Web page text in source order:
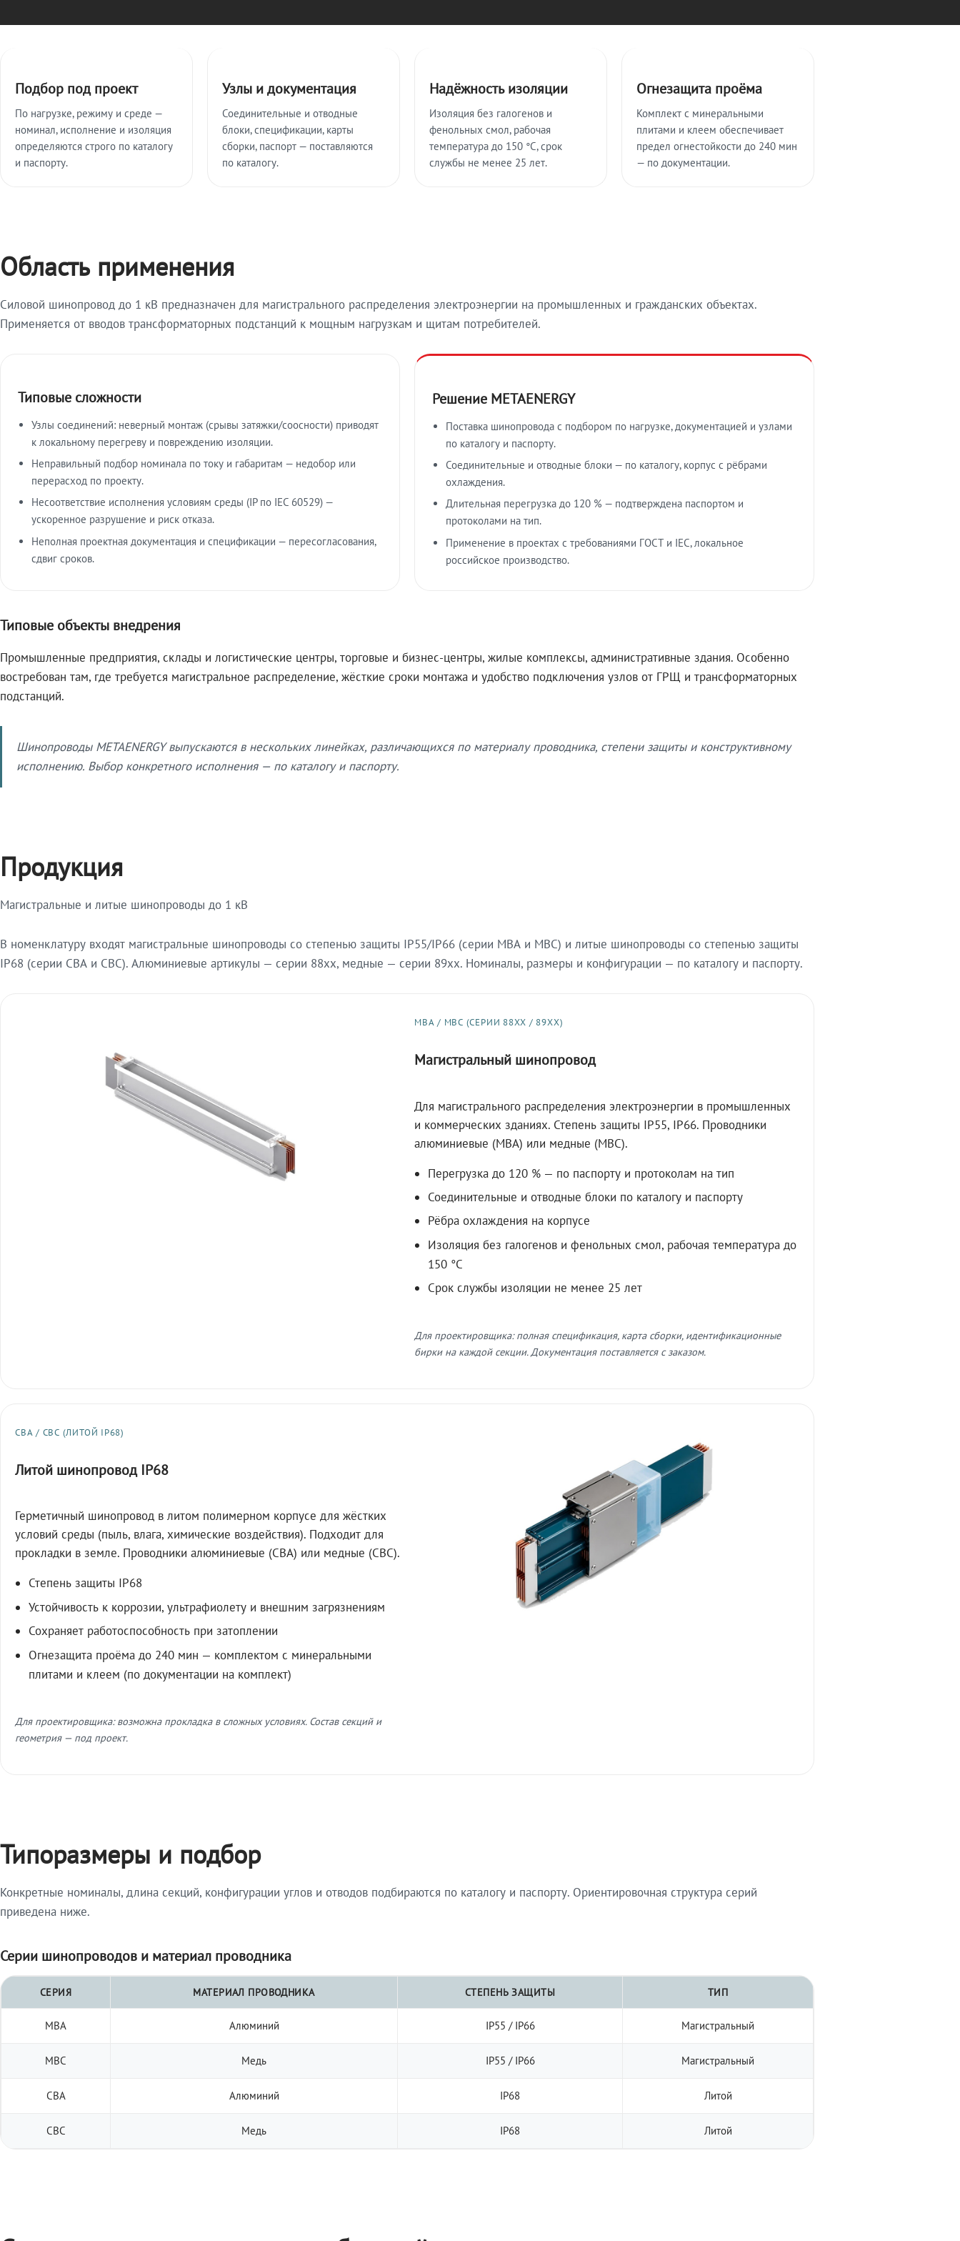
Подбор под проект
По нагрузке, режиму и среде —
номинал, исполнение и изоляция
определяются строго по каталогу
и паспорту.
Узлы и документация
Соединительные и отводные
блоки, спецификации, карты
сборки, паспорт — поставляются
по каталогу.
Надёжность изоляции
Изоляция без галогенов и
фенольных смол, рабочая
температура до 150 °C, срок
службы не менее 25 лет.
Огнезащита проёма
Комплект с минеральными
плитами и клеем обеспечивает
предел огнестойкости до 240 мин
— по документации.
Область применения
Силовой шинопровод до 1 кВ предназначен для магистрального распределения электроэнергии на промышленных и гражданских объектах.
Применяется от вводов трансформаторных подстанций к мощным нагрузкам и щитам потребителей.
Типовые сложности
Узлы соединений: неверный монтаж (срывы затяжки/соосности) приводят
к локальному перегреву и повреждению изоляции.
Неправильный подбор номинала по току и габаритам — недобор или
перерасход по проекту.
Несоответствие исполнения условиям среды (IP по IEC 60529) —
ускоренное разрушение и риск отказа.
Неполная проектная документация и спецификации — пересогласования,
сдвиг сроков.
Решение METAENERGY
Поставка шинопровода с подбором по нагрузке, документацией и узлами
по каталогу и паспорту.
Соединительные и отводные блоки — по каталогу, корпус с рёбрами
охлаждения.
Длительная перегрузка до 120 % — подтверждена паспортом и
протоколами на тип.
Применение в проектах с требованиями ГОСТ и IEC, локальное
российское производство.
Типовые объекты внедрения
Промышленные предприятия, склады и логистические центры, торговые и бизнес-центры, жилые комплексы, административные здания. Особенно
востребован там, где требуется магистральное распределение, жёсткие сроки монтажа и удобство подключения узлов от ГРЩ и трансформаторных
подстанций.
Шинопроводы METAENERGY выпускаются в нескольких линейках, различающихся по материалу проводника, степени защиты и конструктивному
исполнению. Выбор конкретного исполнения — по каталогу и паспорту.
Продукция
Магистральные и литые шинопроводы до 1 кВ
В номенклатуру входят магистральные шинопроводы со степенью защиты IP55/IP66 (серии МВА и МВС) и литые шинопроводы со степенью защиты
IP68 (серии СВА и СВС). Алюминиевые артикулы — серии 88xx, медные — серии 89xx. Номиналы, размеры и конфигурации — по каталогу и паспорту.
МВА / МВС (СЕРИИ 88XX / 89XX)
Магистральный шинопровод
Для магистрального распределения электроэнергии в промышленных
и коммерческих зданиях. Степень защиты IP55, IP66. Проводники
алюминиевые (МВА) или медные (МВС).
Перегрузка до 120 % — по паспорту и протоколам на тип
Соединительные и отводные блоки по каталогу и паспорту
Рёбра охлаждения на корпусе
Изоляция без галогенов и фенольных смол, рабочая температура до
150 °C
Срок службы изоляции не менее 25 лет
Для проектировщика: полная спецификация, карта сборки, идентификационные
бирки на каждой секции. Документация поставляется с заказом.
СВА / СВС (ЛИТОЙ IP68)
Литой шинопровод IP68
Герметичный шинопровод в литом полимерном корпусе для жёстких
условий среды (пыль, влага, химические воздействия). Подходит для
прокладки в земле. Проводники алюминиевые (СВА) или медные (СВС).
Степень защиты IP68
Устойчивость к коррозии, ультрафиолету и внешним загрязнениям
Сохраняет работоспособность при затоплении
Огнезащита проёма до 240 мин — комплектом с минеральными
плитами и клеем (по документации на комплект)
Для проектировщика: возможна прокладка в сложных условиях. Состав секций и
геометрия — под проект.
Типоразмеры и подбор
Конкретные номиналы, длина секций, конфигурации углов и отводов подбираются по каталогу и паспорту. Ориентировочная структура серий
приведена ниже.
Серии шинопроводов и материал проводника
СЕРИЯ МАТЕРИАЛ ПРОВОДНИКА СТЕПЕНЬ ЗАЩИТЫ ТИП
МВА Алюминий IP55 / IP66 Магистральный
МВС Медь IP55 / IP66 Магистральный
СВА Алюминий IP68 Литой
СВС Медь IP68 Литой